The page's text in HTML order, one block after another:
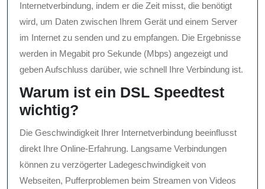
Internetverbindung, indem er die Zeit misst, die benötigt
wird, um Daten zwischen Ihrem Gerät und einem Server
im Internet zu senden und zu empfangen. Die Ergebnisse
werden in Megabit pro Sekunde (Mbps) angezeigt und
geben Aufschluss darüber, wie schnell Ihre Verbindung ist.
Warum ist ein DSL Speedtest
wichtig?
Die Geschwindigkeit Ihrer Internetverbindung beeinflusst
direkt Ihre Online-Erfahrung. Langsame Verbindungen
können zu verzögerter Ladegeschwindigkeit von
Webseiten, Pufferproblemen beim Streamen von Videos